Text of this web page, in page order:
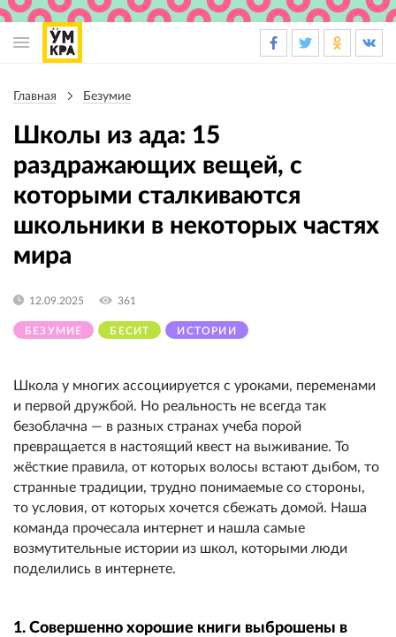
навигации
Главная Безумие
Школы из ада: 15
раздражающих вещей, с
которыми сталкиваются
школьники в некоторых частях
мира
БЕЗУМИЕ БЕСИТ ИСТОРИИ
12.09.2025 361
Школа у многих ассоциируется с уроками, переменами
и первой дружбой. Но реальность не всегда так
безоблачна — в разных странах учеба порой
превращается в настоящий квест на выживание. То
жёсткие правила, от которых волосы встают дыбом, то
странные традиции, трудно понимаемые со стороны,
то условия, от которых хочется сбежать домой. Наша
команда прочесала интернет и нашла самые
возмутительные истории из школ, которыми люди
поделились в интернете.
1. Совершенно хорошие книги выброшены в